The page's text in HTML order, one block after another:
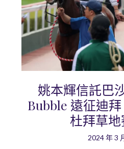
姚本輝信託巴
Bubble 遠征迪
杜拜草
2024 年 3